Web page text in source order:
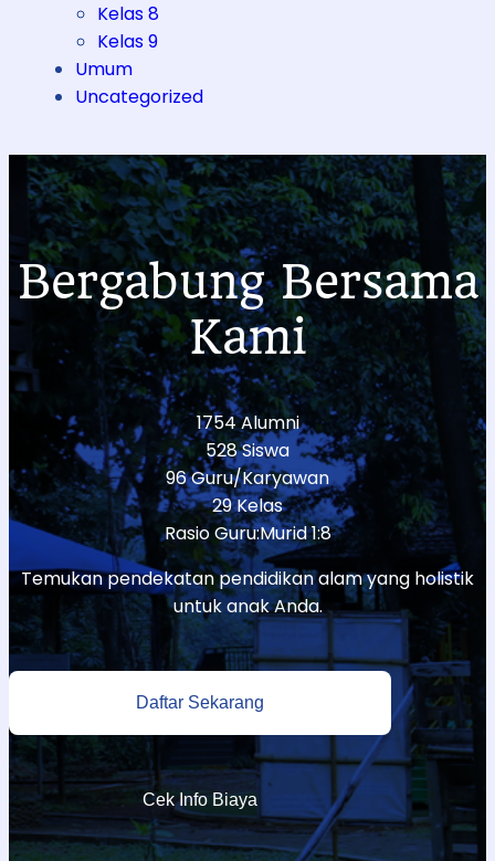
Kelas 8
Kelas 9
Umum
Uncategorized
Bergabung Bersama
Kami
1754 Alumni
528 Siswa
96 Guru/Karyawan
29 Kelas
Rasio Guru:Murid 1:8
Temukan pendekatan pendidikan alam yang holistik
untuk anak Anda.
Daftar Sekarang
Cek Info Biaya